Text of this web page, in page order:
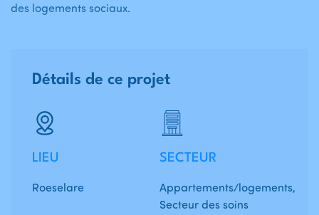
des logements sociaux.
LIEU
Roeselare
SECTEUR
Appartements/logements,
Secteur des soins
Détails de ce projet